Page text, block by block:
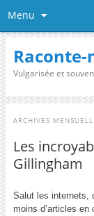
Menu
Vulgarisée et
ARCHIVES
Les
Gillingham
Salut les internets,
moins d’articles en